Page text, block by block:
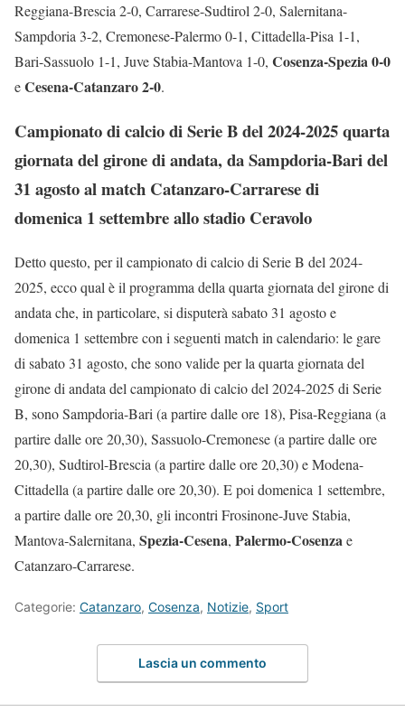
Reggiana-Brescia 2-0, Carrarese-Sudtirol 2-0, Salernitana-
Sampdoria 3-2, Cremonese-Palermo 0-1, Cittadella-Pisa 1-1,
Bari-Sassuolo 1-1, Juve Stabia-Mantova 1-0, Cosenza-Spezia 0-0
eCesena-Catanzaro 2-0.
Campionato di calcio di Serie B del 2024-2025 quarta
giornata del girone di andata, da Sampdoria-Bari del
31 agosto al match Catanzaro-Carrarese di
domenica 1 settembre allo stadio Ceravolo
Detto questo, per il campionato di calcio di Serie B del 2024-
2025, ecco qual è il programma della quarta giornata del girone di
andata che, in particolare, si disputerà sabato 31 agosto e
domenica 1 settembre con i seguenti match in calendario: le gare
di sabato 31 agosto, che sono valide per la quarta giornata del
girone di andata del campionato di calcio del 2024-2025 di Serie
B, sono Sampdoria-Bari (a partire dalle ore 18), Pisa-Reggiana (a
partire dalle ore 20,30), Sassuolo-Cremonese (a partire dalle ore
20,30), Sudtirol-Brescia (a partire dalle ore 20,30) e Modena-
Cittadella (a partire dalle ore 20,30). E poi domenica 1 settembre,
a partire dalle ore 20,30, gli incontri Frosinone-Juve Stabia,
Mantova-Salernitana, Spezia-Cesena, Palermo-Cosenzae
Catanzaro-Carrarese.
Categorie: Catanzaro, Cosenza, Notizie, Sport
Lascia un commento